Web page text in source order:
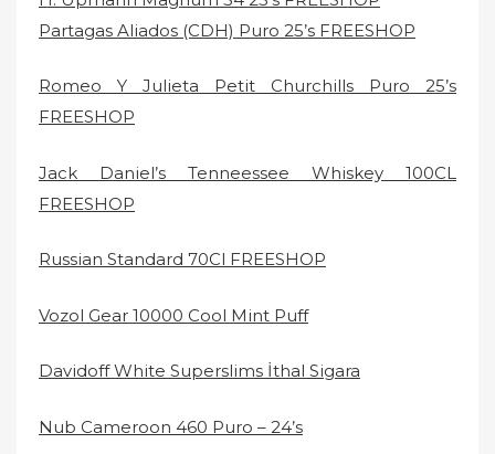
Partagas Aliados (CDH) Puro 25’s FREESHOP
Romeo Y Julieta Petit Churchills Puro 25’s
FREESHOP
Jack Daniel’s Tenneessee Whiskey 100CL
FREESHOP
Russian Standard 70Cl FREESHOP
Vozol Gear 10000 Cool Mint Puff
Davidoff White Superslims İthal Sigara
Nub Cameroon 460 Puro – 24’s